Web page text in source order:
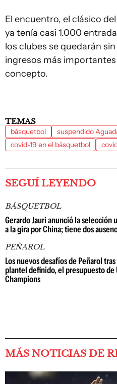
El encuentro, el clásico
ya tenía casi 1.000
los clubes se quedarán
ingresos más
concepto.
TEMAS
básquetbol
suspendido
covid-19 en el básquetbol
SEGUÍ LEYENDO
BÁSQUETBOL
Gerardo Jauri anunció la selección
a la gira por China; tiene dos
PEÑAROL
Los nuevos desafíos de Peñarol
plantel definido, el presupuesto de
Champions
MÁS NOTICIAS DE